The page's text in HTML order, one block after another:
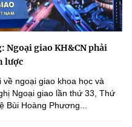
Ngoại giao KH&CN phải
lược
ngoại giao khoa học và
Ngoại giao lần thứ 33, Thứ
Bùi Hoàng Phương...